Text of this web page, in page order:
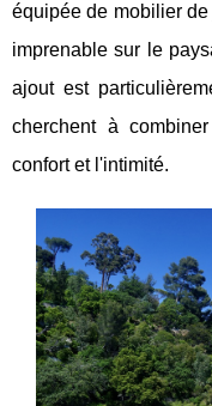
équipée de mobilier
imprenable sur le
ajout est
cherchent à
confort et l'intimité.